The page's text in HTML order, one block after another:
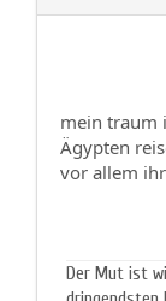
mein traum
Ägypten
vor allem
Der Mut ist